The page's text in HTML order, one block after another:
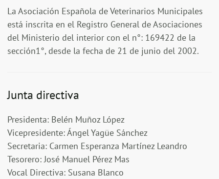
La Asociación Española de Veterinarios Municipales
está inscrita en el Registro General de Asociaciones
del Ministerio del interior con el n°: 169422 de la
sección1°, desde la fecha de 21 de junio del 2002.
Junta directiva
Presidenta: Belén Muñoz López
Vicepresidente: Ángel Yagüe Sánchez
Secretaria: Carmen Esperanza Martínez Leandro
Tesorero: José Manuel Pérez Mas
Vocal Directiva: Susana Blanco